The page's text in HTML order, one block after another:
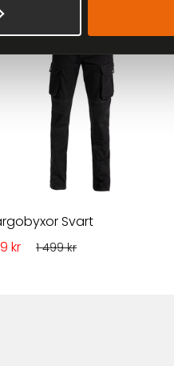
Svart
kr
1 499 kr